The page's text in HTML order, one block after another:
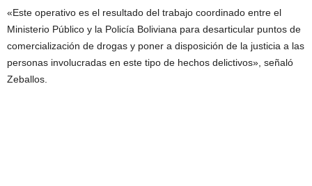
«Este operativo es el resultado del trabajo coordinado entre el
Ministerio Público y la Policía Boliviana para desarticular puntos de
comercialización de drogas y poner a disposición de la justicia a las
personas involucradas en este tipo de hechos delictivos», señaló
Zeballos.